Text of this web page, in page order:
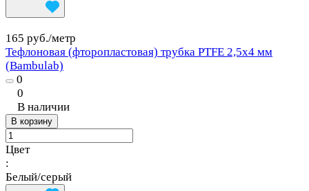
165 руб./метр
Тефлоновая (фторопластовая) трубка PTFE 2,5x4 мм
(Bambulab)
0
0
В наличии
В корзину
Цвет
:
Белый/серый